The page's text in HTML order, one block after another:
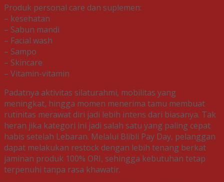
Produk personal care dan suplemen:
– kesehatan
– Sabun mandi
– Facial wash
– Sampo
– Skincare
– Vitamin-vitamin
Padatnya aktivitas silaturahmi, mobilitas yang
meningkat, hingga momen menerima tamu membuat
rutinitas merawat diri jadi lebih intens dari biasanya. Tak
heran jika kategori ini jadi salah satu yang paling cepat
habis setelah Lebaran. Melalui Blibli Pay Day, pelanggan
dapat melakukan restock dengan lebih tenang berkat
jaminan produk 100% ORI, sehingga kebutuhan tetap
terpenuhi tanpa rasa khawatir.